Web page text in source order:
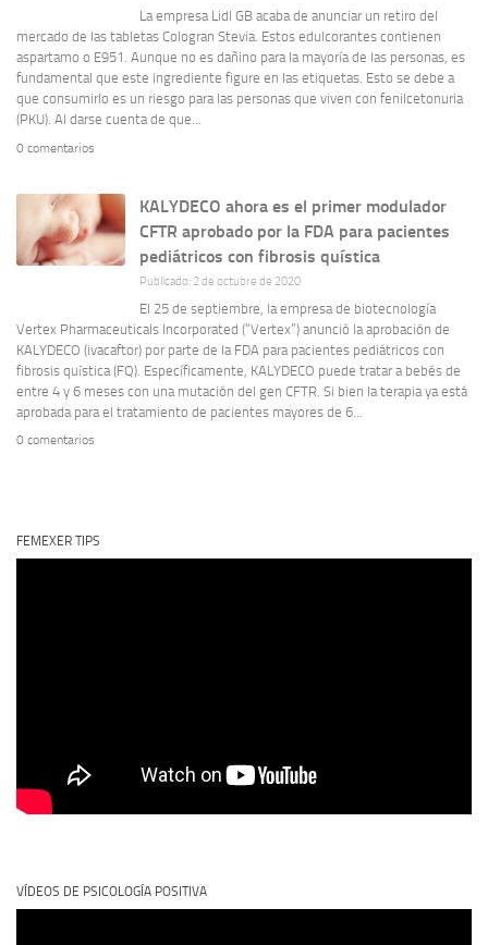
La empresa Lidl GB acaba de anunciar un retiro del
mercado de las tabletas Cologran Stevia. Estos edulcorantes contienen
aspartamo o E951. Aunque no es dañino para la mayoría de las personas, es
fundamental que este ingrediente figure en las etiquetas. Esto se debe a
que consumirlo es un riesgo para las personas que viven con fenilcetonuria
(PKU). Al darse cuenta de que...
0 comentarios
KALYDECO ahora es el primer modulador
CFTR aprobado por la FDA para pacientes
pediátricos con fibrosis quística
Publicado: 2 de octubre de 2020
El 25 de septiembre, la empresa de biotecnología
Vertex Pharmaceuticals Incorporated (“Vertex”) anunció la aprobación de
KALYDECO (ivacaftor) por parte de la FDA para pacientes pediátricos con
fibrosis quística (FQ). Específicamente, KALYDECO puede tratar a bebés de
entre 4 y 6 meses con una mutación del gen CFTR. Si bien la terapia ya está
aprobada para el tratamiento de pacientes mayores de 6...
0 comentarios
FEMEXER TIPS
VÍDEOS DE PSICOLOGÍA POSITIVA